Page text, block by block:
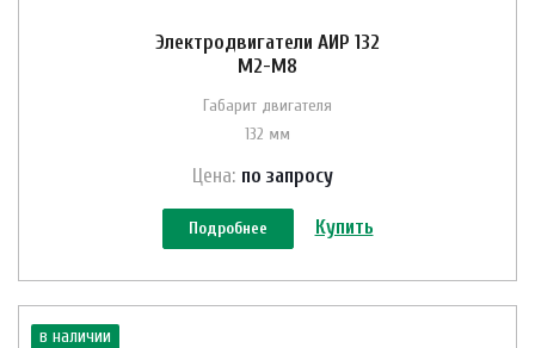
Электродвигатели АИР 132
M2-M8
Габарит двигателя
132 мм
Цена: по запросу
Подробнее Купить
в наличии